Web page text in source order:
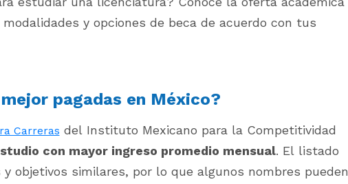
y opciones de beca de acuerdo con tus
pagadas en México?
Carreras del Instituto Mexicano para la Competitividad
con mayor ingreso promedio mensual. El listado
objetivos similares, por lo que algunos nombres pueden